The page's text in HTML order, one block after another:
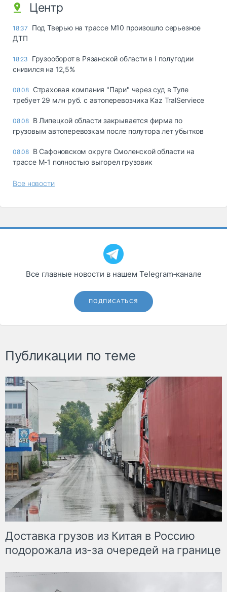
Центр
18:37
Под Тверью на трассе М10 произошло серьезное
ДТП
18:23
Грузооборот в Рязанской области в I полугодии
снизился на 12,5%
08.08 Страховая компания "Пари" через суд в Туле
требует 29 млн руб. с автоперевозчика Kaz TralServiece
08.08 В Липецкой области закрывается фирма по
грузовым автоперевозкам после полутора лет убытков
08.08 В Сафоновском округе Смоленской области на
трассе М-1 полностью выгорел грузовик
Все новости
Все главные новости в нашем Telegram‑канале
ПОДПИСАТЬСЯ
Публикации по теме
Доставка грузов из Китая в Россию
подорожала из-за очередей на границе